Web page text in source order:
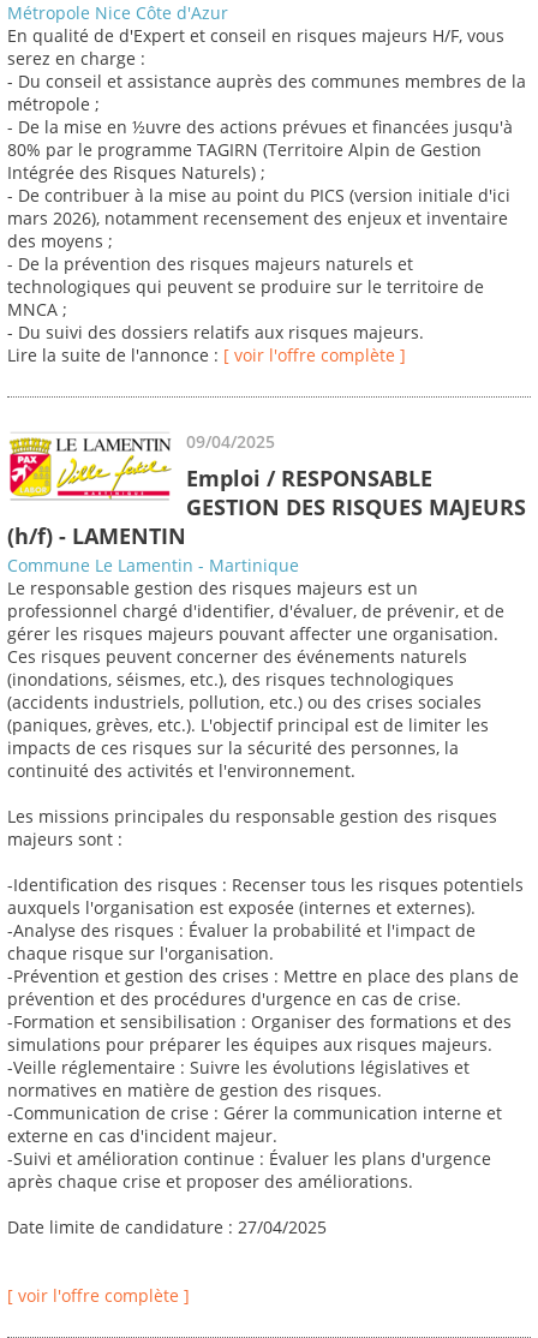
Métropole Nice Côte d'Azur
En qualité de d'Expert et conseil en risques majeurs H/F, vous
serez en charge :
- Du conseil et assistance auprès des communes membres de la
métropole ;
- De la mise en ½uvre des actions prévues et financées jusqu'à
80% par le programme TAGIRN (Territoire Alpin de Gestion
Intégrée des Risques Naturels) ;
- De contribuer à la mise au point du PICS (version initiale d'ici
mars 2026), notamment recensement des enjeux et inventaire
des moyens ;
- De la prévention des risques majeurs naturels et
technologiques qui peuvent se produire sur le territoire de
MNCA ;
- Du suivi des dossiers relatifs aux risques majeurs.
Lire la suite de l'annonce : [ voir l'offre complète ]
09/04/2025
Emploi / RESPONSABLE
GESTION DES RISQUES MAJEURS
(h/f) - LAMENTIN
Commune Le Lamentin - Martinique
Le responsable gestion des risques majeurs est un
professionnel chargé d'identifier, d'évaluer, de prévenir, et de
gérer les risques majeurs pouvant affecter une organisation.
Ces risques peuvent concerner des événements naturels
(inondations, séismes, etc.), des risques technologiques
(accidents industriels, pollution, etc.) ou des crises sociales
(paniques, grèves, etc.). L'objectif principal est de limiter les
impacts de ces risques sur la sécurité des personnes, la
continuité des activités et l'environnement.
Les missions principales du responsable gestion des risques
majeurs sont :
-Identification des risques : Recenser tous les risques potentiels
auxquels l'organisation est exposée (internes et externes).
-Analyse des risques : Évaluer la probabilité et l'impact de
chaque risque sur l'organisation.
-Prévention et gestion des crises : Mettre en place des plans de
prévention et des procédures d'urgence en cas de crise.
-Formation et sensibilisation : Organiser des formations et des
simulations pour préparer les équipes aux risques majeurs.
-Veille réglementaire : Suivre les évolutions législatives et
normatives en matière de gestion des risques.
-Communication de crise : Gérer la communication interne et
externe en cas d'incident majeur.
-Suivi et amélioration continue : Évaluer les plans d'urgence
après chaque crise et proposer des améliorations.
Date limite de candidature : 27/04/2025
[ voir l'offre complète ]